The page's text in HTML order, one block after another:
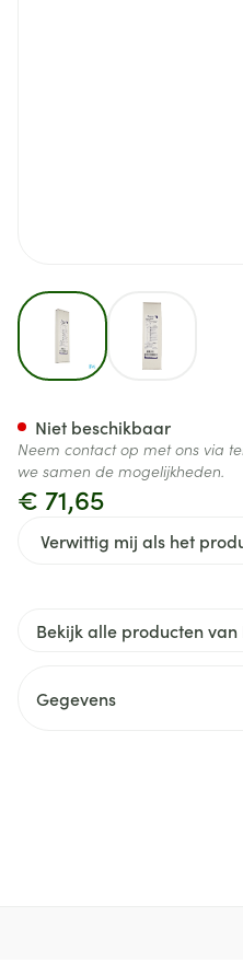
View larger image
View larger
€ 71,65
Verwittig mij als het
Niet beschikbaar
Neem contact op met ons via
we samen de mogelijkheden.
Bekijk alle producten van
Gegevens